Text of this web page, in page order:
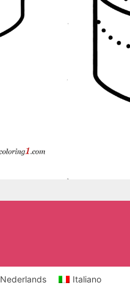
Nederlands Italiano